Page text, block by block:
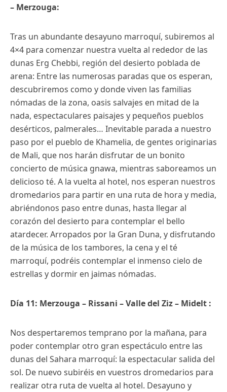
– Merzouga:
Tras un abundante desayuno marroquí, subiremos al
4×4 para comenzar nuestra vuelta al rededor de las
dunas Erg Chebbi, región del desierto poblada de
arena: Entre las numerosas paradas que os esperan,
descubriremos como y donde viven las familias
nómadas de la zona, oasis salvajes en mitad de la
nada, espectaculares paisajes y pequeños pueblos
desérticos, palmerales… Inevitable parada a nuestro
paso por el pueblo de Khamelia, de gentes originarias
de Mali, que nos harán disfrutar de un bonito
concierto de música gnawa, mientras saboreamos un
delicioso té. A la vuelta al hotel, nos esperan nuestros
dromedarios para partir en una ruta de hora y media,
abriéndonos paso entre dunas, hasta llegar al
corazón del desierto para contemplar el bello
atardecer. Arropados por la Gran Duna, y disfrutando
de la música de los tambores, la cena y el té
marroquí, podréis contemplar el inmenso cielo de
estrellas y dormir en jaimas nómadas.
Día 11: Merzouga – Rissani – Valle del Ziz – Midelt :
Nos despertaremos temprano por la mañana, para
poder contemplar otro gran espectáculo entre las
dunas del Sahara marroquí: la espectacular salida del
sol. De nuevo subiréis en vuestros dromedarios para
realizar otra ruta de vuelta al hotel. Desayuno y